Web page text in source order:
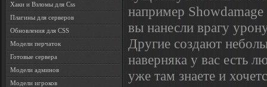
Хаки и Взломы для Css
Плагины для серверов
Обновления для CSS
Модели перчаток
Готовые сервера
Модели админов
Модели игроков
например Showdamage
вы нанесли врагу
Другие создают
наверняка у вас есть
уже там знаете и